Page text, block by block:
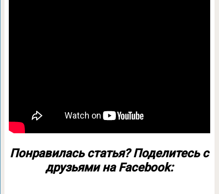
Понравилась статья? Поделитесь с
друзьями на Facebook: